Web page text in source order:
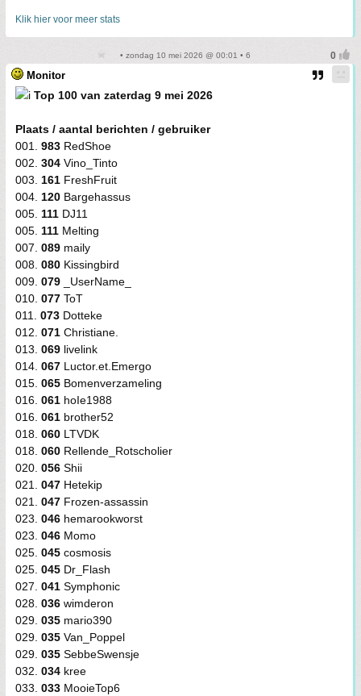
Klik hier voor meer stats
• zondag 10 mei 2026 @ 00:01 • 6
Monitor
Top 100 van zaterdag 9 mei 2026
Plaats / aantal berichten / gebruiker
001. 983 RedShoe
002. 304 Vino_Tinto
003. 161 FreshFruit
004. 120 Bargehassus
005. 111 DJ11
005. 111 Melting
007. 089 maily
008. 080 Kissingbird
009. 079 _UserName_
010. 077 ToT
011. 073 Dotteke
012. 071 Christiane.
013. 069 livelink
014. 067 Luctor.et.Emergo
015. 065 Bomenverzameling
016. 061 hoIe1988
016. 061 brother52
018. 060 LTVDK
018. 060 Rellende_Rotscholier
020. 056 Shii
021. 047 Hetekip
021. 047 Frozen-assassin
023. 046 hemarookworst
023. 046 Momo
025. 045 cosmosis
025. 045 Dr_Flash
027. 041 Symphonic
028. 036 wimderon
029. 035 mario390
029. 035 Van_Poppel
029. 035 SebbeSwensje
032. 034 kree
033. 033 MooieTop6